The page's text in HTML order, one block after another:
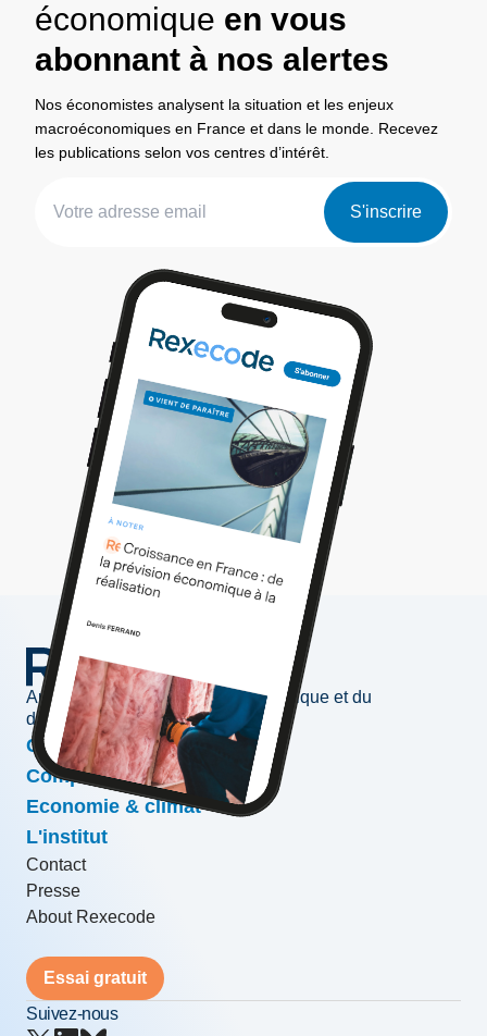
économique en vous
abonnant à nos alertes
Nos économistes analysent la situation et les enjeux
macroéconomiques en France et dans le monde. Recevez
les publications selon vos centres d’intérêt.
S'inscrire
Au service de l'information économique et du
développement des entreprises
Conjoncture & prévisions
Compétitivité & croissance
Economie & climat
L'institut
Contact
Presse
About Rexecode
Essai gratuit
Suivez-nous